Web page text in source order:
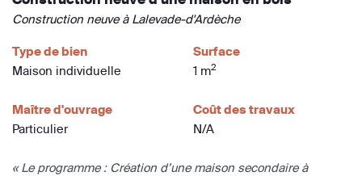
Construction neuve à Lalevade-d'Ardèche
Type de bien
Maison individuelle
Surface
1 m2
Maître d'ouvrage
Particulier
Coût des travaux
N/A
« Le programme : Création d’une maison secondaire à